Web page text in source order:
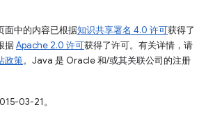
面中的内容已根据知识共享署名 4.0 许可获得了
据Apache 2.0 许可获得了许可。有关详情，请
政策。Java 是 Oracle 和/或其关联公司的注册
03-21。